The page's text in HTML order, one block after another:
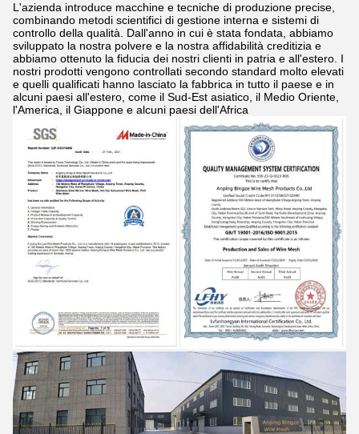
L'azienda introduce macchine e tecniche di produzione precise,
combinando metodi scientifici di gestione interna e sistemi di
controllo della qualità. Dall'anno in cui è stata fondata, abbiamo
sviluppato la nostra polvere e la nostra affidabilità creditizia e
abbiamo ottenuto la fiducia dei nostri clienti in patria e all'estero. I
nostri prodotti vengono controllati secondo standard molto elevati
e quelli qualificati hanno lasciato la fabbrica in tutto il paese e in
alcuni paesi all'estero, come il Sud-Est asiatico, il Medio Oriente,
l'America, il Giappone e alcuni paesi dell'Africa